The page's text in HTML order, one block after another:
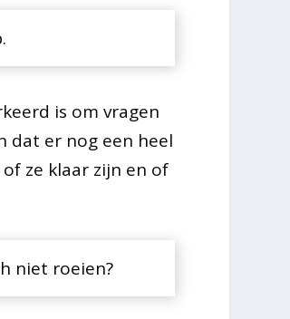
is om vragen
dat er nog een heel
ze klaar zijn en of
niet roeien?